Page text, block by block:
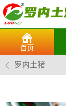
首页
罗内土猪